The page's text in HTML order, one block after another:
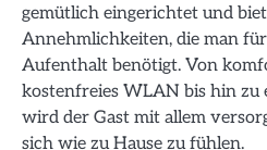
gemütlich eingerichtet und
Annehmlichkeiten, die man
Aufenthalt benötigt. Von
kostenfreies WLAN bis hin zu
wird der Gast mit allem
sich wie zu Hause zu fühlen.